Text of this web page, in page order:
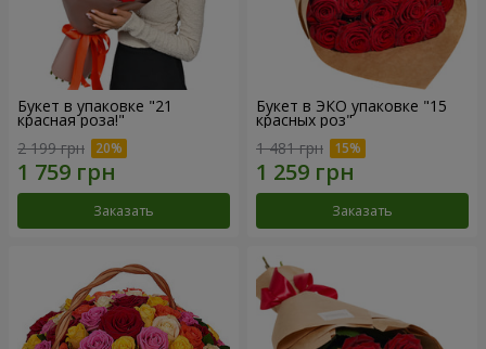
Букет в упаковке "21
красная роза!"
2 199 грн
Заказать
Букет в ЭКО упаковке "15
красных роз"
1 481 грн
Заказать